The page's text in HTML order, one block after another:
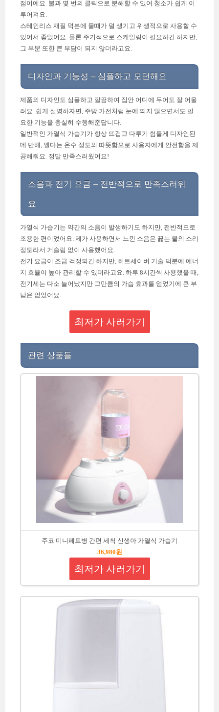
점이에요. 불과 몇 번의 클릭으로 분해할 수 있어 청소가 쉽게 이
루어져요.
스테인리스 재질 덕분에 물때가 덜 생기고 위생적으로 사용할 수
있어서 좋았어요. 물론 주기적으로 스케일링이 필요하긴 하지만,
그 부분 또한 큰 부담이 되지 않더라고요.
디자인과 기능성 – 심플하고 모던해요
제품의 디자인도 심플하고 깔끔하여 집안 어디에 두어도 잘 어울
려요. 쉽게 설명하자면, 주방 가전처럼 눈에 띄지 않으면서도 필
요한 기능을 충실히 수행해준답니다.
일반적인 가열식 가습기가 항상 뜨겁고 다루기 힘들게 디자인된
데 반해, 엘다는 온수 정도의 따뜻함으로 사용자에게 안전함을 제
공해줘요. 정말 만족스러웠어요!
소음과 전기 요금 – 전반적으로 만족스러워
요
가열식 가습기는 약간의 소음이 발생하기도 하지만, 전반적으로
조용한 편이었어요. 제가 사용하면서 느낀 소음은 끓는 물의 소리
정도라서 거슬림 없이 사용했어요.
전기 요금이 조금 걱정되긴 하지만, 히트세이버 기술 덕분에 에너
지 효율이 높아 관리할 수 있더라고요. 하루 8시간씩 사용했을 때,
전기세는 다소 늘어났지만 그만큼의 가습 효과를 얻었기에 큰 부
담은 없었어요.
최저가 사러가기
관련 상품들
주코 미니페트병 간편 세척 신생아 가열식 가습기
36,980원
최저가 사러가기